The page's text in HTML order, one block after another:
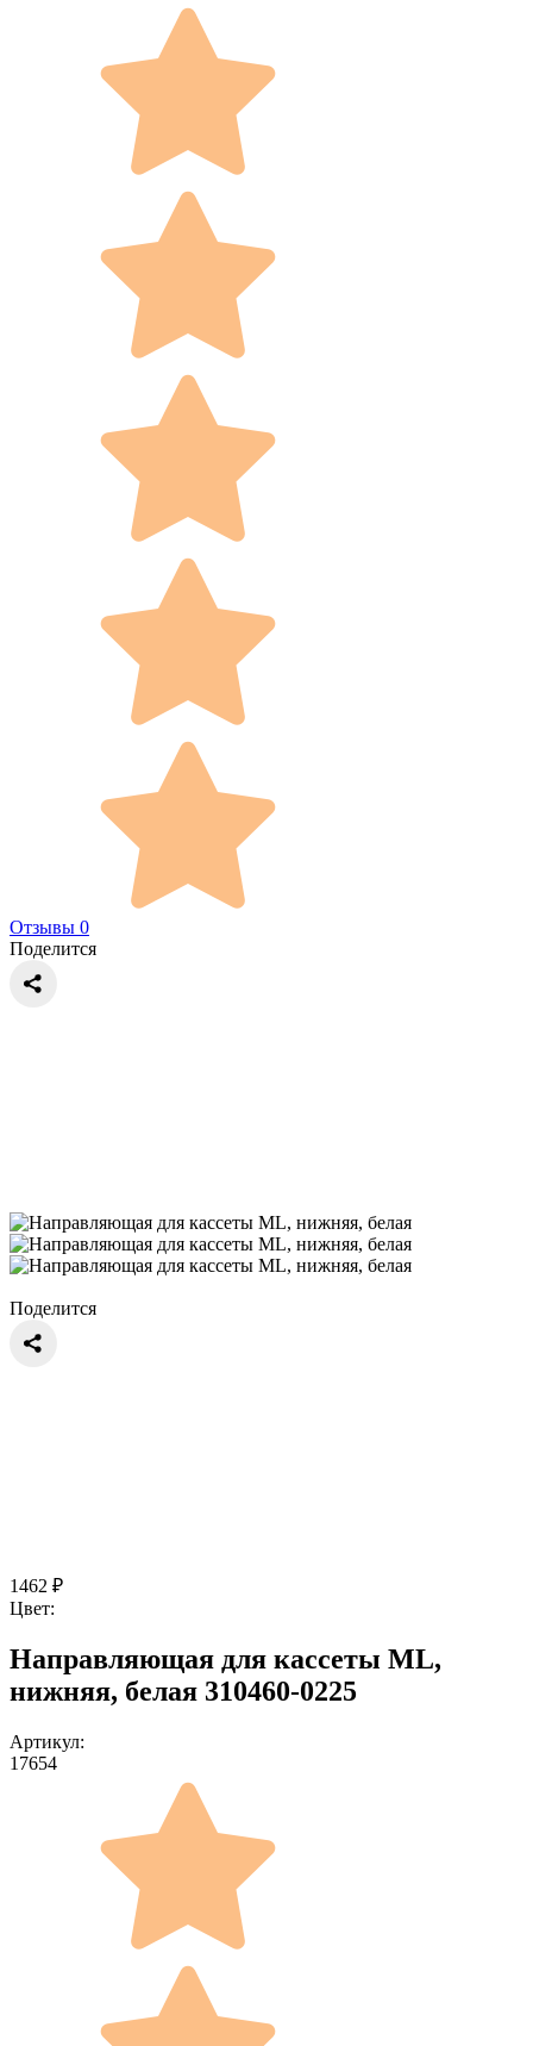
Отзывы 0
Поделится
Поделится
1462 ₽
Цвет:
Направляющая для кассеты ML,
нижняя, белая 310460-0225
Артикул:
17654